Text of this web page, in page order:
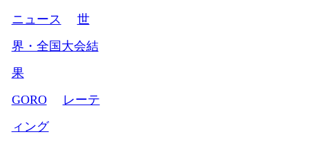
ニュース
世
界・全国大会結
果
GORO
レーテ
ィング